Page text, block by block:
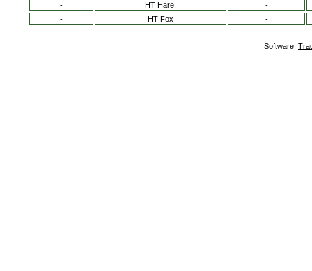
-
HT Hare.
-
-
HT Fox -
Software: